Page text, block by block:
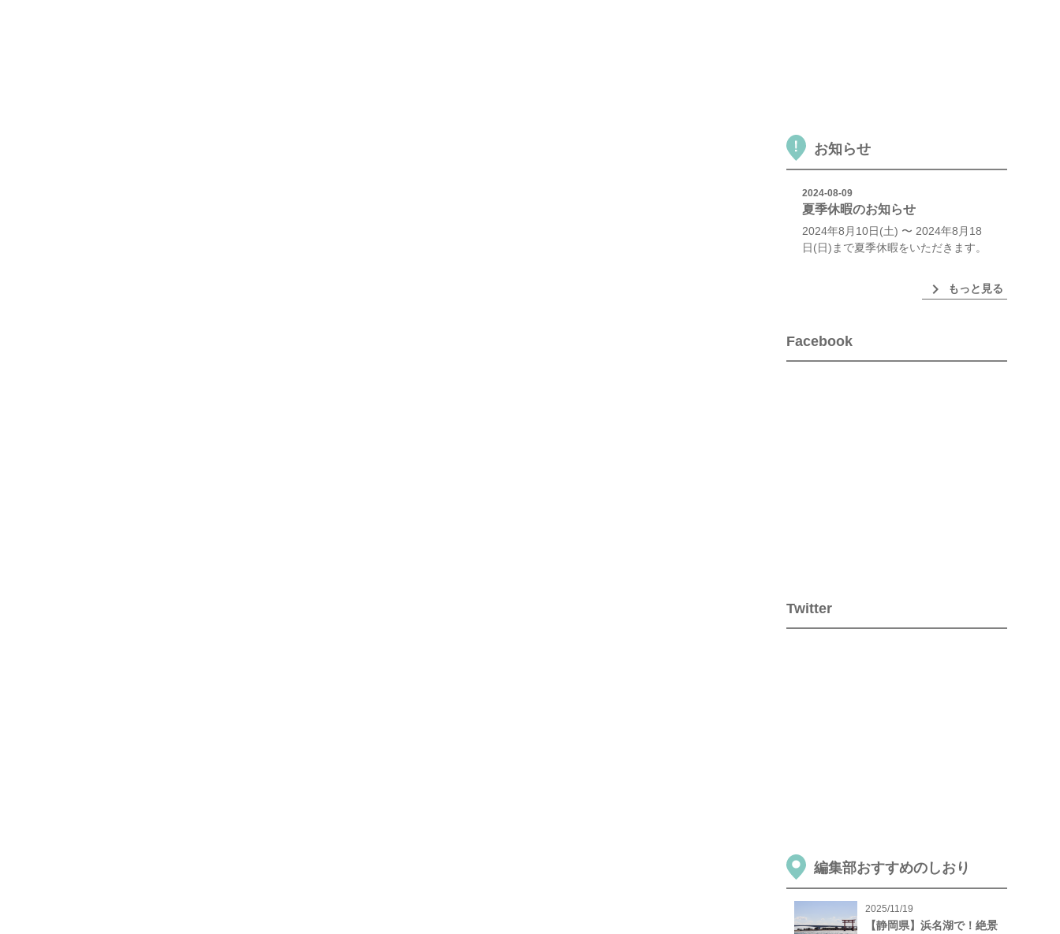
お知らせ
2024-08-09
夏季休暇のお知らせ
2024年8月10日(土) 〜 2024年8月18
日(日)まで夏季休暇をいただきます。
chevron_right もっと見る
Facebook
Twitter
編集部おすすめのしおり
2025/11/19
【静岡県】浜名湖で！絶景